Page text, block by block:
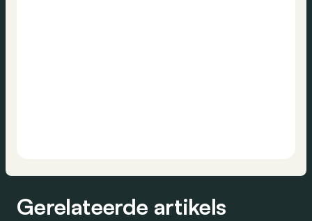
Gerelateerde artikels